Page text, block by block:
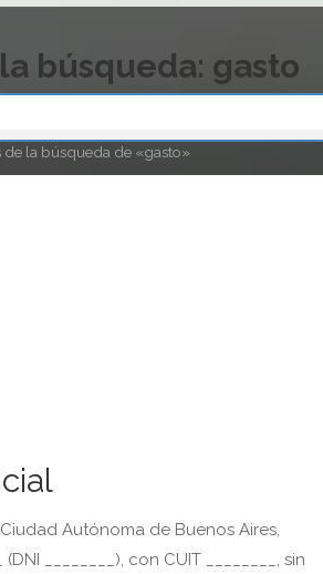
búsqueda: gasto
de la búsqueda de «gasto»
Ciudad Autónoma de Buenos Aires,
________), con CUIT ________, sin